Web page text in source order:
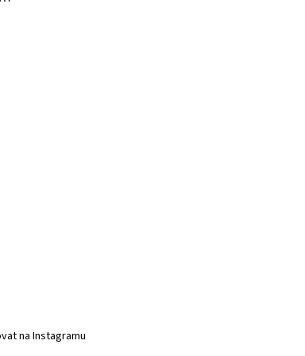
na Instagramu